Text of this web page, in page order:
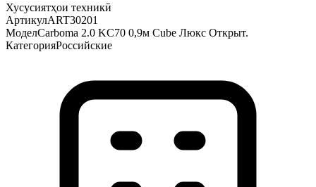
Хусусиятҳои техникӣ
АртикулART30201
МоделCarboma 2.0 KC70 0,9м Cube Люкс Открыт.
КатегорияРоссийские